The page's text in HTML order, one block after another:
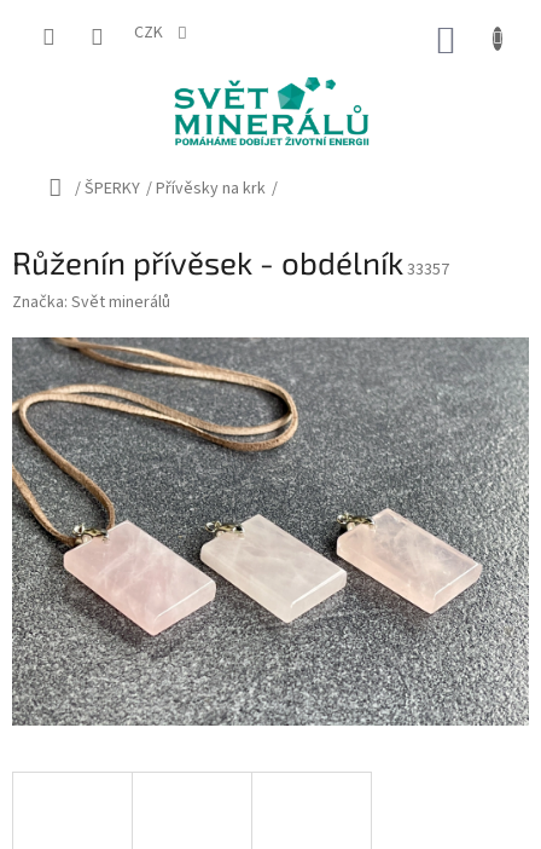
CZK
Domů
/ŠPERKY /Přívěsky na krk /
Růženín přívěsek - obdélník 33357
Značka: Svět minerálů